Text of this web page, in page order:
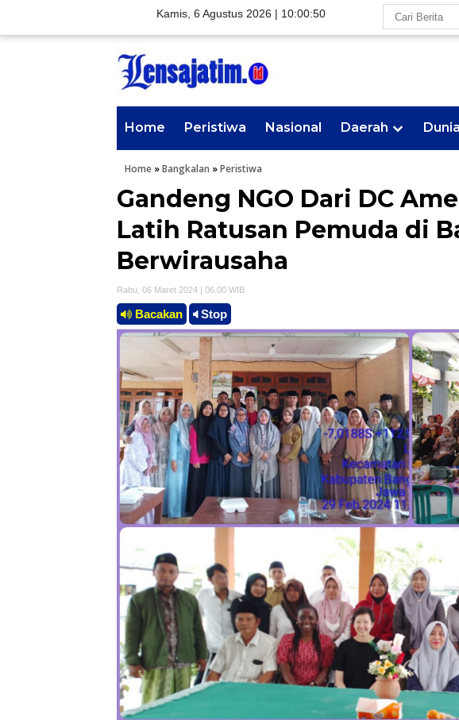
Kamis, 6 Agustus 2026 | 10:00:51
Home Peristiwa Nasional Daerah Dunia
Home »Bangkalan »Peristiwa
Gandeng NGO Dari DC
Latih Ratusan Pemuda di
Berwirausaha
Rabu, 06 Maret 2024 | 06.00 WIB
Bacakan Stop